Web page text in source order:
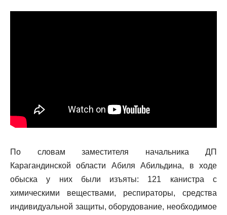
По словам заместителя начальника ДП
Карагандинской области Абиля Абильдина, в ходе
обыска у них были изъяты: 121 канистра с
химическими веществами, респираторы, средства
индивидуальной защиты, оборудование, необходимое